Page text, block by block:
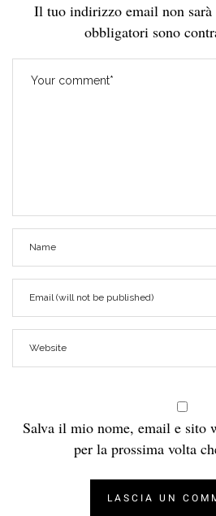
Il tuo indirizzo email non sarà
obbligatori sono
Salva il mio nome, email e sito
per la prossima volta